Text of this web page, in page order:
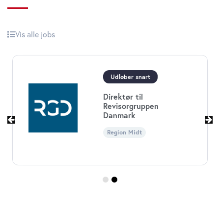
Vis alle jobs
Økonomichef til Børne-
og
Ungdomsforvaltningen i
Københavns Kommune
Region Hovedstaden